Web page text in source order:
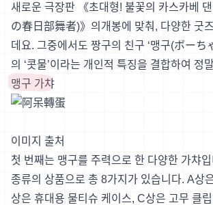
새로운 극장판 《초대형! 불꽃의 카스카베
の春日部舞者)》의개봉에 맞춰, 다양한 굿
데요. 그중에서도 짱구의 친구 ‘맹구(ボーち
의 ‘콧물’이라는 개인적 특징을 결합하여 정
맹구 가챠
이미지 출처
첫 번째는 맹구를 주력으로 한 다양한 가챠
종류의 상품으로 총 8가지가 있습니다. A상
상은 휴대용 물티슈 케이스, C상은 고무 클